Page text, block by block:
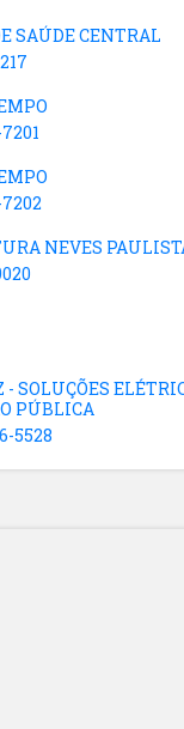
SAÚDE CENTRAL
NEVES
SOLUÇÕES
PÚBLICA
5528